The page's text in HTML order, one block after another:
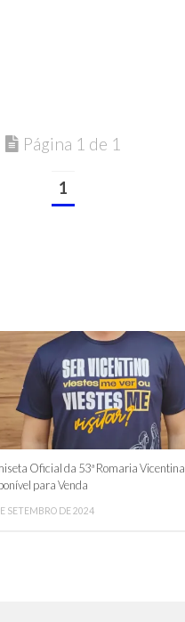
Página 1 de 1
1
Oficial da 53ª Romaria Vicentina
para Venda
SETEMBRO DE 2024